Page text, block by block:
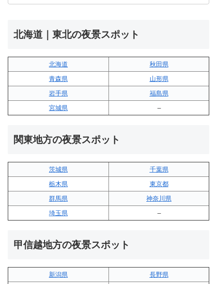
北海道｜東北の夜景スポット
北海道
秋田県
青森県
山形県
岩手県
福島県
宮城県
–
関東地方の夜景スポット
茨城県
千葉県
栃木県
東京都
群馬県
神奈川県
埼玉県
–
甲信越地方の夜景スポット
新潟県
長野県